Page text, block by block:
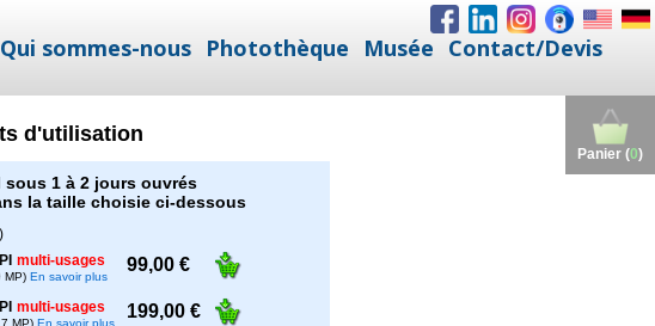
Qui sommes-nous Photothèque Musée Contact/Devis